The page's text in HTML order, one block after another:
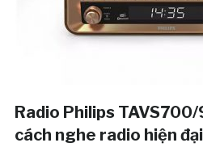
Radio Philips
cách nghe radio hiện đại